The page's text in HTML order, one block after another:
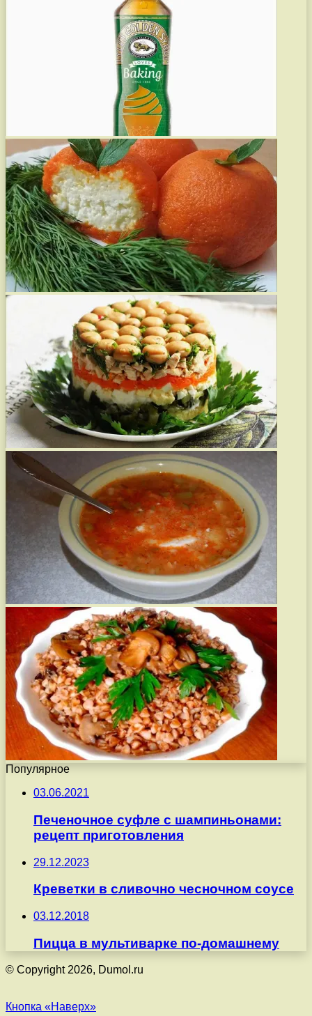
Популярное
03.06.2021
Печеночное суфле с шампиньонами:
рецепт приготовления
29.12.2023
Креветки в сливочно чесночном соусе
03.12.2018
Пицца в мультиварке по-домашнему
© Copyright 2026, Dumol.ru
Кнопка «Наверх»